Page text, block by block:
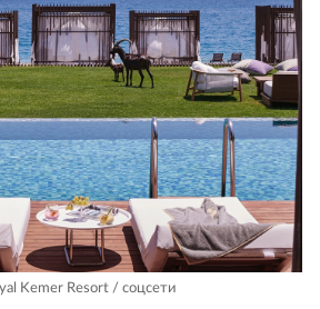
Kemer Resort / соцсети